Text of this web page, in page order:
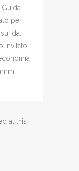
per
dati
invitato
at this